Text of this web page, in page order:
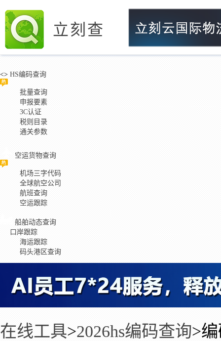
立刻查
<> HS编码查询
批量查询
申报要素
3C认证
税则目录
通关参数
空运货物查询
机场三字代码
全球航空公司
航班查询
空运跟踪
船舶动态查询
口岸跟踪
海运跟踪
码头港区查询
在线工具>2026hs编码查询>